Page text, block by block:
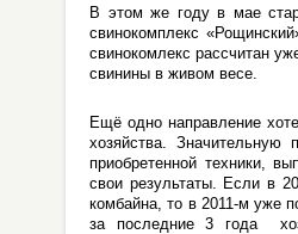
В этом же году в мае
свинокомплекс
свинокомлекс рассчитан
свинины в живом весе.
Ещё одно направление
хозяйства. Значительную
приобретенной техники,
свои результаты. Если в
комбайна, то в 2011-м уже
за последние 3 года